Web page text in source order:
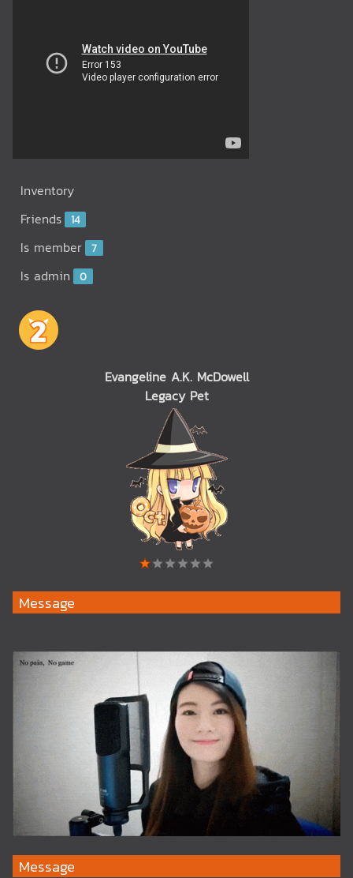
Inventory
Friends 14
Is member 7
Is admin 0
Evangeline A.K. McDowell
Legacy Pet
Message
Message